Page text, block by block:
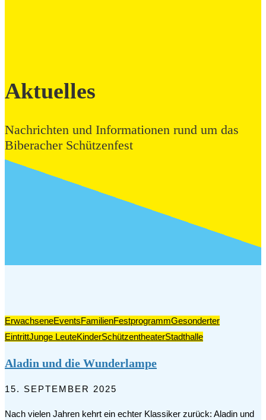
Aktuelles
Nachrichten und Informationen rund um das
Biberacher Schützenfest
ErwachseneEventsFamilienFestprogrammGesonderter
EintrittJunge LeuteKinderSchützentheaterStadthalle
Aladin und die Wunderlampe
15. SEPTEMBER 2025
Nach vielen Jahren kehrt ein echter Klassiker zurück: Aladin und